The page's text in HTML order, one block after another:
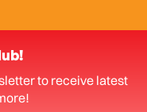
to receive latest